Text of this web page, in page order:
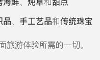
品、 手工艺品和传统珠宝
旅游体验所需的一切。